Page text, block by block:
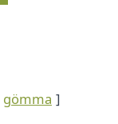
gömma